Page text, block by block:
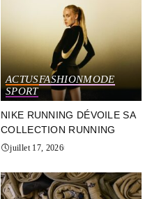
ACTUSFASHIONMODE
SPORT
NIKE RUNNING DÉVOILE SA
COLLECTION RUNNING
juillet 17, 2026